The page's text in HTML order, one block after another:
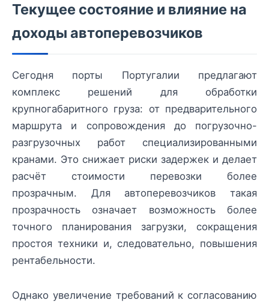
Текущее состояние и влияние на
доходы автоперевозчиков
Сегодня порты Португалии предлагают
комплекс решений для обработки
крупногабаритного груза: от предварительного
маршрута и сопровождения до погрузочно-
разгрузочных работ специализированными
кранами. Это снижает риски задержек и делает
расчёт стоимости перевозки более
прозрачным. Для автоперевозчиков такая
прозрачность означает возможность более
точного планирования загрузки, сокращения
простоя техники и, следовательно, повышения
рентабельности.
Однако увеличение требований к согласованию